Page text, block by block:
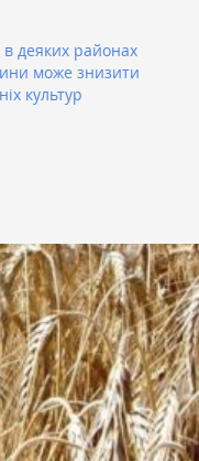
в деяких районах
може знизити
культур